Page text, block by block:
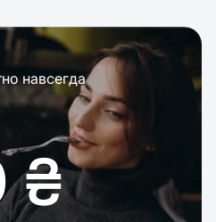
навсегда
₴